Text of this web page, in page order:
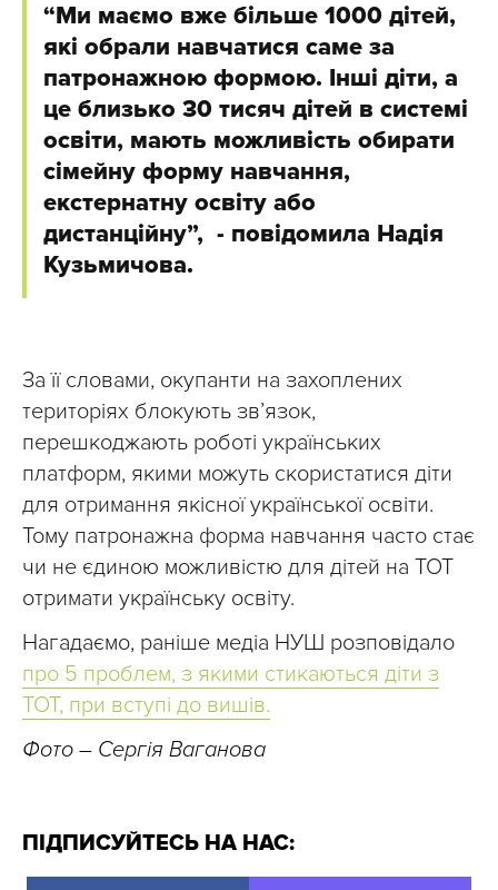
“Ми маємо вже більше 1000 дітей,
які обрали навчатися саме за
патронажною формою. Інші діти, а
це близько 30 тисяч дітей в системі
освіти, мають можливість обирати
сімейну форму навчання,
екстернатну освіту або
дистанційну”, - повідомила Надія
Кузьмичова.
За її словами, окупанти на захоплених
територіях блокують зв’язок,
перешкоджають роботі українських
платформ, якими можуть скористатися діти
для отримання якісної української освіти.
Тому патронажна форма навчання часто стає
чи не єдиною можливістю для дітей на ТОТ
отримати українську освіту.
Нагадаємо, раніше медіа НУШ розповідало
про 5 проблем, з якими стикаються діти з
ТОТ, при вступі до вишів.
Фото – Сергія Ваганова
ПІДПИСУЙТЕСЬ НА НАС: